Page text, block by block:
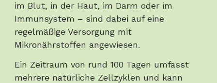
im Blut, in der Haut, im Darm oder im
Immunsystem – sind dabei auf eine
regelmäßige Versorgung mit
Mikronährstoffen angewiesen.
Ein Zeitraum von rund 100 Tagen umfasst
mehrere natürliche Zellzyklen und kann